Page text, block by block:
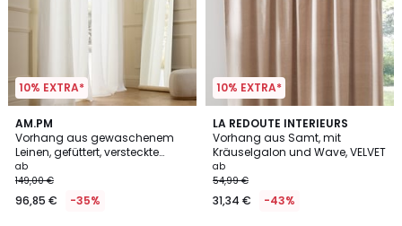
10% EXTRA*
AM.PM
Vorhang aus gewaschenem
Leinen, gefüttert, versteckte
Pfoten, Private
ab
149,00 €
96,85 € -35%
4,3
/ 5
11
Farben
10% EXTRA*
LA REDOUTE INTERIEURS
Vorhang aus Samt, mit
Kräuselgalon und Wave, VELVET
ab
54,99 €
31,34 € -43%
4
/
5
7
Farben